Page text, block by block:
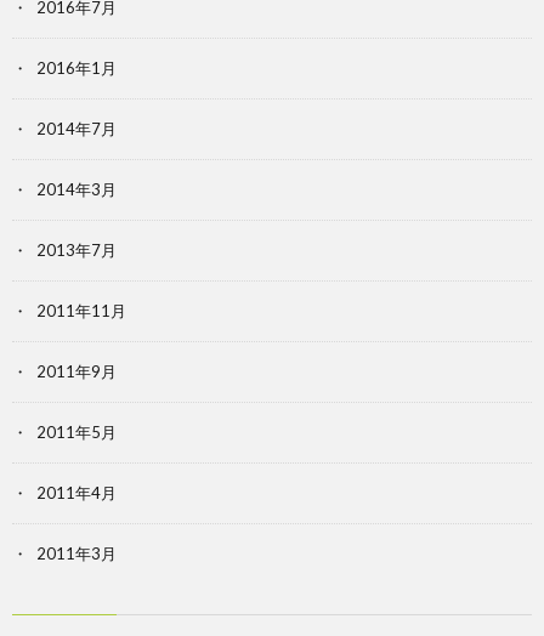
2016年7月
2016年1月
2014年7月
2014年3月
2013年7月
2011年11月
2011年9月
2011年5月
2011年4月
2011年3月